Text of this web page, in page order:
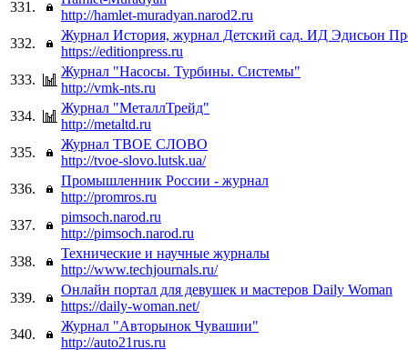
331.
http://hamlet-muradyan.narod2.ru
332.
Журнал История, журнал Детский сад. ИД Эдисьон
https://editionpress.ru
333.
Журнал "Насосы. Турбины. Системы"
http://vmk-nts.ru
334.
Журнал "МеталлТрейд"
http://metaltd.ru
335.
Журнал ТВОЕ СЛОВО
http://tvoe-slovo.lutsk.ua/
336.
Промышленник России - журнал
http://promros.ru
337.
pimsoch.narod.ru
http://pimsoch.narod.ru
338.
Технические и научные журналы
http://www.techjournals.ru/
339.
Онлайн портал для девушек и мастеров Daily Woman
https://daily-woman.net/
340.
Журнал "Авторынок Чувашии"
http://auto21rus.ru